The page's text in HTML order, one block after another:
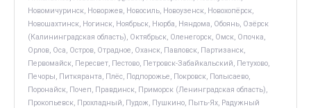
Новомичуринск, Новоржев, Новосиль, Новоузенск, Новохопёрск,
Новошахтинск, Ногинск, Ноябрьск, Нюрба, Няндома, Обоянь, Озёрск
(Калининградская область), Октябрьск, Оленегорск, Омск, Опочка,
Орлов, Оса, Остров, Отрадное, Оханск, Павловск, Партизанск,
Первомайск, Пересвет, Пестово, Петровск-Забайкальский, Петухово,
Печоры, Питкяранта, Плёс, Подпорожье, Покровск, Полысаево,
Поронайск, Почеп, Правдинск, Приморск (Ленинградская область),
Прокопьевск, Прохладный, Пудож, Пушкино, Пыть-Ях, Радужный